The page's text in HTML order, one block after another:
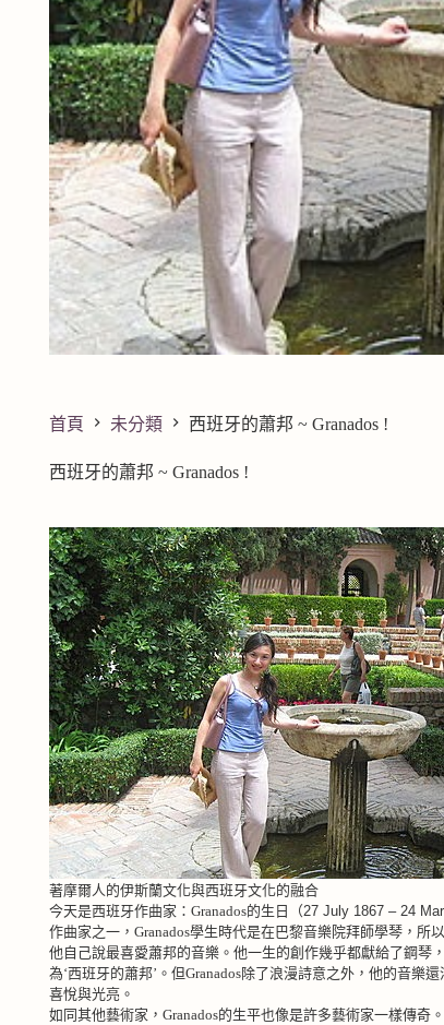
首頁 未分類 西班牙的蕭邦 ~ Granados !
西班牙的蕭邦 ~ Granados !
著摩爾人的伊斯蘭文化與西班牙文化的融合
今天是西班牙作曲家： Granados的生日（27 July 1867 – 24
作曲家之一， Granados學生時代是在巴黎音樂院拜師學琴，所
他自己說最喜愛蕭邦的音樂。他一生的創作幾乎都獻給了鋼琴
為‘西班牙的蕭邦’ 。但Granados除了浪漫詩意之外，他的音樂
喜悅與光亮。
如同其他藝術家， Granados的生平也像是許多藝術家一樣傳奇